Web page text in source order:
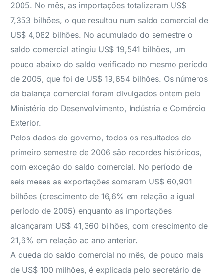
2005. No mês, as importações totalizaram US$
7,353 bilhões, o que resultou num saldo comercial de
US$ 4,082 bilhões. No acumulado do semestre o
saldo comercial atingiu US$ 19,541 bilhões, um
pouco abaixo do saldo verificado no mesmo período
de 2005, que foi de US$ 19,654 bilhões. Os números
da balança comercial foram divulgados ontem pelo
Ministério do Desenvolvimento, Indústria e Comércio
Exterior.
Pelos dados do governo, todos os resultados do
primeiro semestre de 2006 são recordes históricos,
com exceção do saldo comercial. No período de
seis meses as exportações somaram US$ 60,901
bilhões (crescimento de 16,6% em relação a igual
período de 2005) enquanto as importações
alcançaram US$ 41,360 bilhões, com crescimento de
21,6% em relação ao ano anterior.
A queda do saldo comercial no mês, de pouco mais
de US$ 100 milhões, é explicada pelo secretário de